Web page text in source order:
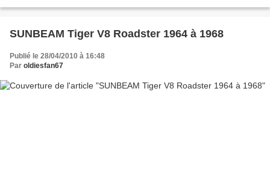
SUNBEAM Tiger V8 Roadster 1964 à 1968
Publié le 28/04/2010 à 16:48
Par oldiesfan67